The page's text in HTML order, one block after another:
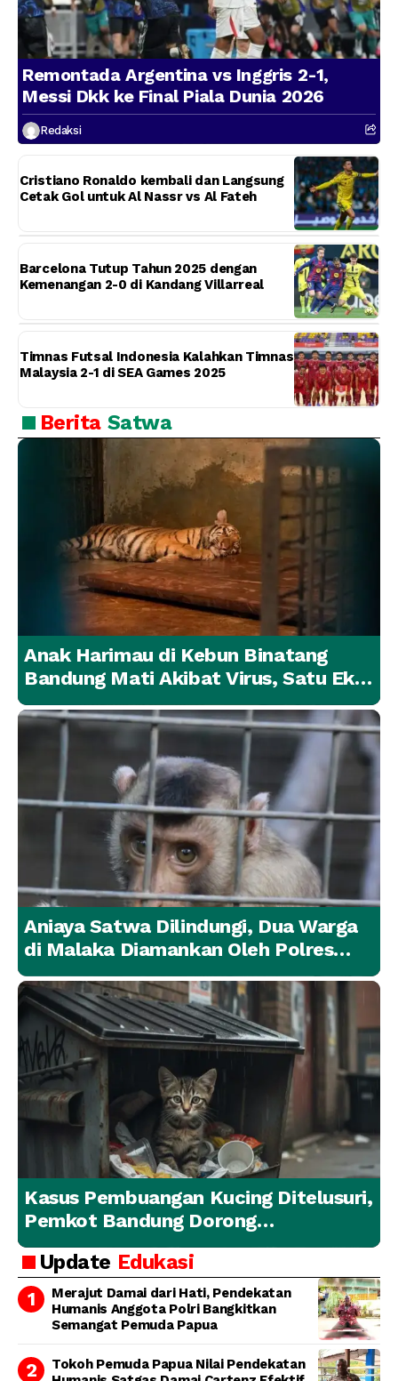
Remontada Argentina vs Inggris 2-1,
Messi Dkk ke Final Piala Dunia 2026
Redaksi
Cristiano Ronaldo kembali dan Langsung
Cetak Gol untuk Al Nassr vs Al Fateh
Barcelona Tutup Tahun 2025 dengan
Kemenangan 2-0 di Kandang Villarreal
Timnas Futsal Indonesia Kalahkan Timnas
Malaysia 2-1 di SEA Games 2025
Berita Satwa
Anak Harimau di Kebun Binatang
Bandung Mati Akibat Virus, Satu Ekor
Lainnya Berangsur Membaik
Aniaya Satwa Dilindungi, Dua Warga
di Malaka Diamankan Oleh Polres
Malaka
Kasus Pembuangan Kucing Ditelusuri,
Pemkot Bandung Dorong
Penanganan Hewan yang
Bertanggung Jawab
Update Edukasi
Merajut Damai dari Hati, Pendekatan
Humanis Anggota Polri Bangkitkan
Semangat Pemuda Papua
Tokoh Pemuda Papua Nilai Pendekatan